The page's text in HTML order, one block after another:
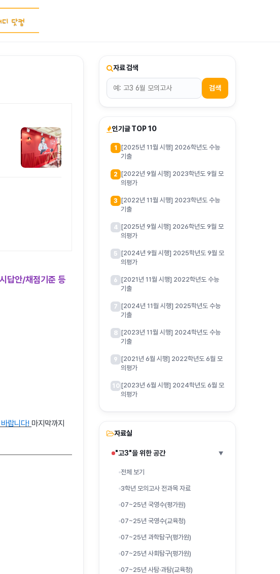
답안/채점기준 등
랍니다! 마지막까지
자료 검색
검색
인기글 TOP 10
1
[2025년 11월 시행] 2026학년도 수능
기출
2 [2022년 9월 시행] 2023학년도 9월 모
의평가
3 [2022년 11월 시행] 2023학년도 수능
기출
4 [2025년 9월 시행] 2026학년도 9월 모
의평가
5 [2024년 9월 시행] 2025학년도 9월 모
의평가
6 [2021년 11월 시행] 2022학년도 수능
기출
7 [2024년 11월 시행] 2025학년도 수능
기출
8 [2023년 11월 시행] 2024학년도 수능
기출
9 [2021년 6월 시행] 2022학년도 6월 모
의평가
10 [2023년 6월 시행] 2024학년도 6월 모
의평가
자료실
"고3"을 위한 공간 ▶
전체 보기
3학년 모의고사 전과목 자료
07~25년 국영수(평가원)
07~25년 국영수(교육청)
07~25년 과학탐구(평가원)
07~25년 사회탐구(평가원)
07~25년 사탐·과탐(교육청)